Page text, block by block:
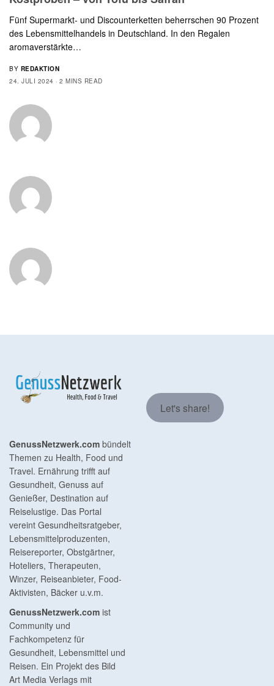
Fünf Supermarkt- und Discounterketten beherrschen 90 Prozent
des Lebensmittelhandels in Deutschland. In den Regalen
aromaverstärkte…
BY REDAKTION
24. JULI 2024
2 MINS READ
GenussNetzwerk.com bündelt
Themen zu Health, Food und
Travel. Ernährung trifft auf
Gesundheit, Genuss auf
Genießer, Destination auf
Reiselustige. Das Portal
vereint Gesundheitsratgeber,
Lebensmittelproduzenten,
Reisereporter, Obstgärtner,
Hoteliers, Therapeuten,
Winzer, Reiseanbieter, Food-
Aktivisten, Bäcker u.v.m.
GenussNetzwerk.com ist
Community und
Fachkompetenz für
Gesundheit, Lebensmittel und
Reisen. Ein Projekt des Bild
Art Media Verlags mit
Let's share!